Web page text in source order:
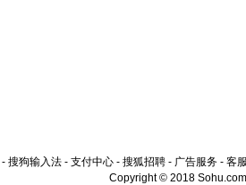
- 搜狗输入法 - 支付中心 - 搜狐招聘 - 广告服务 - 客
Copyright © 2018